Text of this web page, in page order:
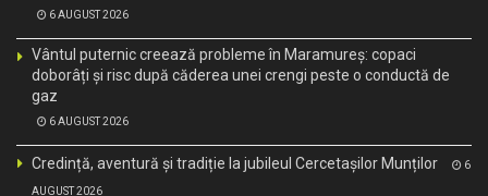
6 AUGUST 2026
Vântul puternic creează probleme în Maramureș: copaci
doborâți și risc după căderea unei crengi peste o conductă de
gaz
6 AUGUST 2026
Credință, aventură și tradiție la jubileul Cercetașilor Munților 6
AUGUST 2026